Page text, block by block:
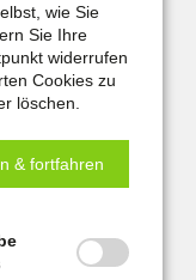
wie Sie
Sie Ihre
widerrufen
Cookies zu
löschen.
& fortfahren